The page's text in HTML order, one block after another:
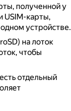
полученной у
USIM-карты,
устройстве.
на лоток
чтобы
отдельный